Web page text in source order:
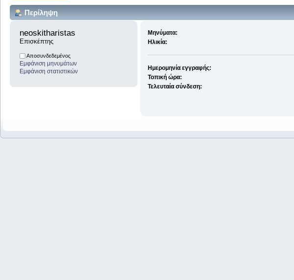
Περίληψη
neoskitharistas
Επισκέπτης
Αποσυνδεδεμένος
Εμφάνιση μηνυμάτων
Εμφάνιση στατιστικών
Μηνύματα:
Ηλικία:
Ημερομηνία εγγραφής:
Τοπική ώρα:
Τελευταία σύνδεση: